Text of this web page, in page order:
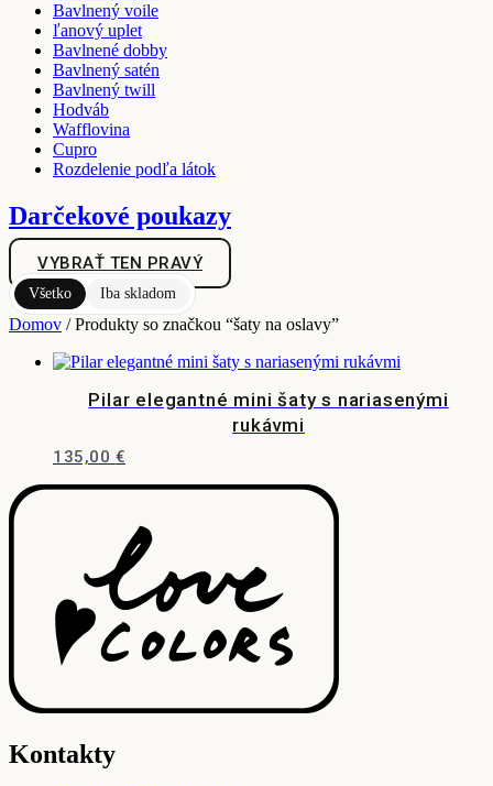
Bavlnený voile
ľanový uplet
Bavlnené dobby
Bavlnený satén
Bavlnený twill
Hodváb
Wafflovina
Cupro
Rozdelenie podľa látok
Darčekové poukazy
VYBRAŤ TEN PRAVÝ
Všetko Iba skladom
Domov / Produkty so značkou “šaty na oslavy”
Pilar elegantné mini šaty s nariasenými
rukávmi
135,00 €
produkt
variantov.
Možnosti
môžete
vybrať
na
Kontakty